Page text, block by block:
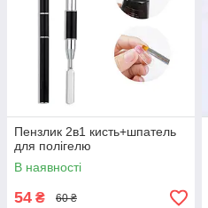
Пензлик 2в1 кисть+шпатель
для полігелю
В наявності
54 ₴ 60 ₴